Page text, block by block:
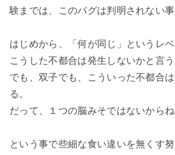
験までは、このバグは判明されない事
はじめから、「何が同じ」というレ
こうした不都合は発生しないかと言
でも、双子でも、こういった不都合
る。
だって、１つの脳みそではないからね
という事で些細な食い違いを無くす